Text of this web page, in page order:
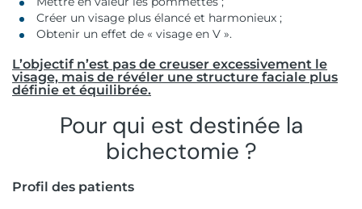
Créer un visage plus élancé et harmonieux ;
Obtenir un effet de « visage en V ».
L’objectif n’est pas de creuser excessivement le
visage, mais de révéler une structure faciale plus
définie et équilibrée.
Pour qui est destinée la
bichectomie ?
Profil des patients